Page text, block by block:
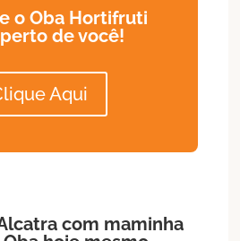
o Oba Hortifruti
de você!
Aqui
com maminha